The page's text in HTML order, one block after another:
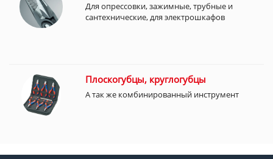
Для опрессовки, зажимные, трубные и
сантехнические, для электрошкафов
Плоскогубцы, круглогубцы
А так же комбинированный инструмент